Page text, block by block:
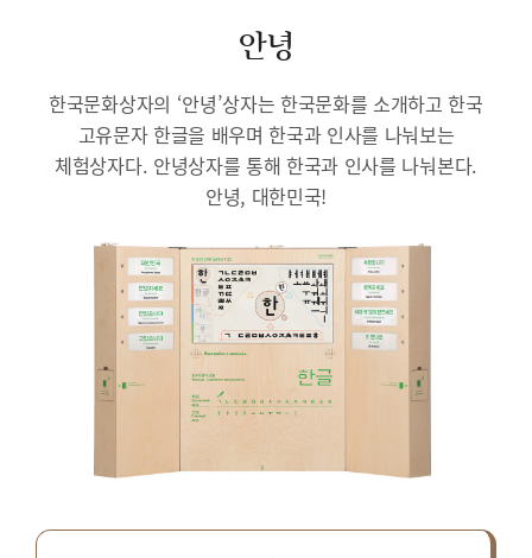
안녕
한국문화상자의 ‘안녕’상자는 한국문화를 소개하고 한국
고유문자 한글을 배우며 한국과 인사를 나눠보는
체험상자다. 안녕상자를 통해 한국과 인사를 나눠본다.
안녕, 대한민국!